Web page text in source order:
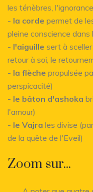
les ténèbres,
- la corde permet de
pleine conscience
- l'aiguille sert à
retour à soi, le
- la flèche propulsée
perspicacité)
- le bâton d'ashoka
l'amour)
- le Vajra les divise
de la quête de l'Eveil)
Zoom sur...